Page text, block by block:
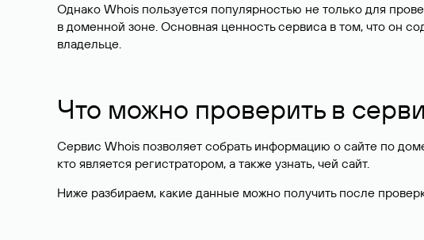
Однако Whois пользуется популярностью не только для
в доменной зоне. Основная ценность сервиса в том, что он
владельце.
Что можно проверить в
Сервис Whois позволяет собрать информацию о сайте по
кто является регистратором, а также узнать, чей сайт.
Ниже разбираем, какие данные можно получить после